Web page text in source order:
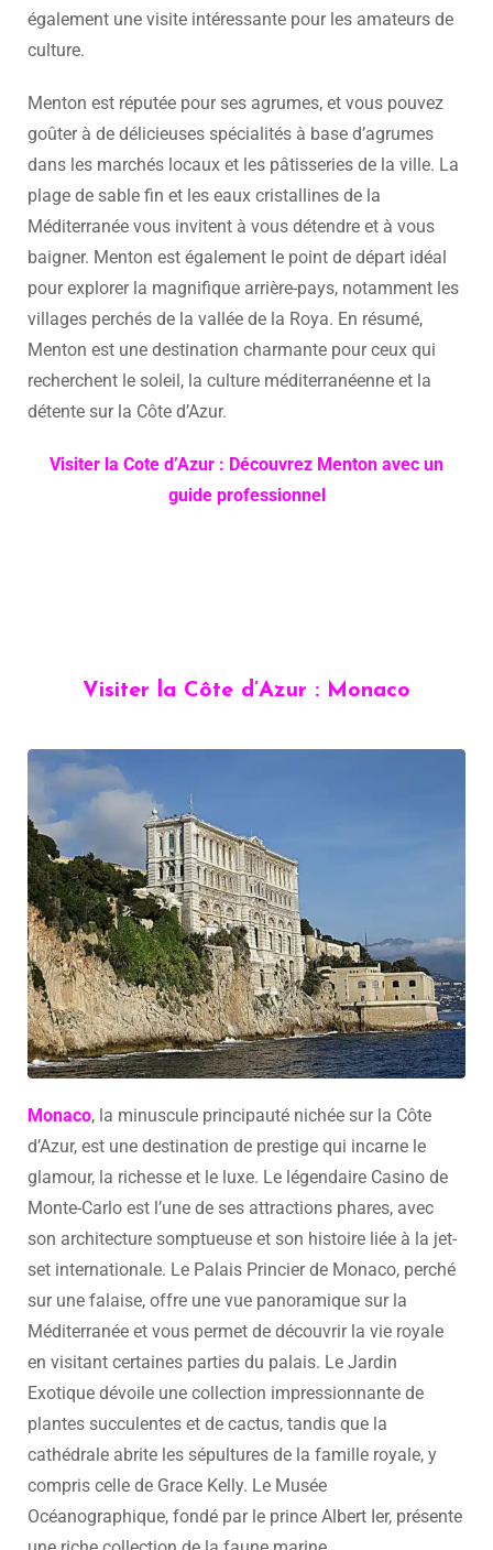
également une visite intéressante pour les amateurs de
culture.
Menton est réputée pour ses agrumes, et vous pouvez
goûter à de délicieuses spécialités à base d’agrumes
dans les marchés locaux et les pâtisseries de la ville. La
plage de sable fin et les eaux cristallines de la
Méditerranée vous invitent à vous détendre et à vous
baigner. Menton est également le point de départ idéal
pour explorer la magnifique arrière-pays, notamment les
villages perchés de la vallée de la Roya. En résumé,
Menton est une destination charmante pour ceux qui
recherchent le soleil, la culture méditerranéenne et la
détente sur la Côte d’Azur.
Visiter la Cote d’Azur : Découvrez Menton avec un
guide professionnel
Visiter la Côte d’Azur : Monaco
Monaco, la minuscule principauté nichée sur la Côte
d’Azur, est une destination de prestige qui incarne le
glamour, la richesse et le luxe. Le légendaire Casino de
Monte-Carlo est l’une de ses attractions phares, avec
son architecture somptueuse et son histoire liée à la jet-
set internationale. Le Palais Princier de Monaco, perché
sur une falaise, offre une vue panoramique sur la
Méditerranée et vous permet de découvrir la vie royale
en visitant certaines parties du palais. Le Jardin
Exotique dévoile une collection impressionnante de
plantes succulentes et de cactus, tandis que la
cathédrale abrite les sépultures de la famille royale, y
compris celle de Grace Kelly. Le Musée
Océanographique, fondé par le prince Albert Ier, présente